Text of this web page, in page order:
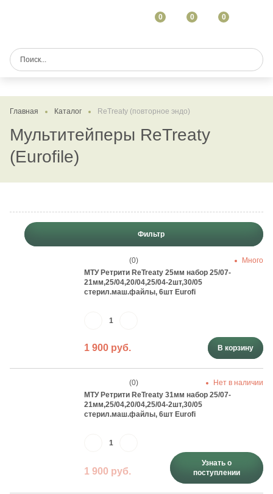
0 0 0
Главная Каталог ReTreaty (повторное эндо)
Мультитейперы ReTreaty
(Eurofile)
Фильтр
МТУ Ретрити ReTreaty 25мм набор 25/07-
21мм,25/04,20/04,25/04-2шт,30/05
стерил.маш.файлы, 6шт Eurofi
1 900 руб.
(0) Много
В корзину
МТУ Ретрити ReTreaty 31мм набор 25/07-
21мм,25/04,20/04,25/04-2шт,30/05
стерил.маш.файлы, 6шт Eurofi
1 900 руб.
(0) Нет в наличии
Узнать о
поступлении